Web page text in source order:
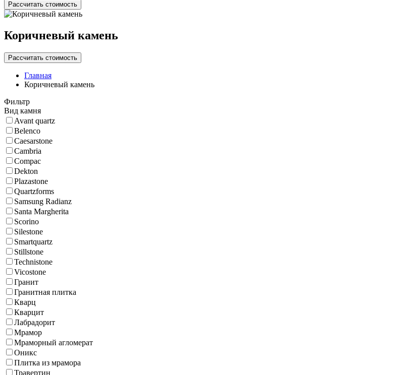
Рассчитать стоимость
Коричневый камень
Рассчитать стоимость
Главная
Коричневый камень
Фильтр
Вид камня
Avant quartz
Belenco
Caesarstone
Cambria
Compac
Dekton
Plazastone
Quartzforms
Samsung Radianz
Santa Margherita
Scorino
Silestone
Smartquartz
Stillstone
Technistone
Vicostone
Гранит
Гранитная плитка
Кварц
Кварцит
Лабрадорит
Мрамор
Мраморный агломерат
Оникс
Плитка из мрамора
Травертин